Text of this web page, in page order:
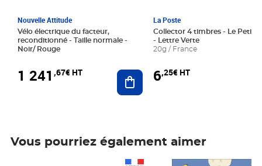
Nouvelle Attitude
Vélo électrique du facteur,
reconditionné - Taille normale -
Noir/ Rouge
1 241 ,67€ HT Ajouter au panier
La Poste
Collector 4 timbres - Le Petit
- Lettre Verte
20g / France
6,25€ HT
Vous pourriez également aimer